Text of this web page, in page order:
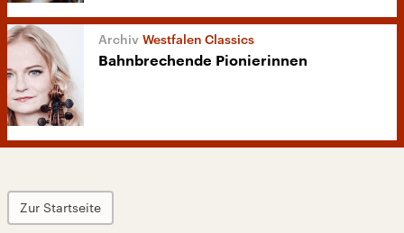
Westfalen Classics
Bahnbrechende Pionierinnen
Zur Startseite